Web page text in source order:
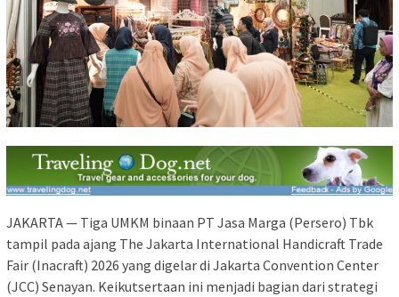
JAKARTA — Tiga UMKM binaan PT Jasa Marga (Persero) Tbk
tampil pada ajang The Jakarta International Handicraft Trade
Fair (Inacraft) 2026 yang digelar di Jakarta Convention Center
(JCC) Senayan. Keikutsertaan ini menjadi bagian dari strategi